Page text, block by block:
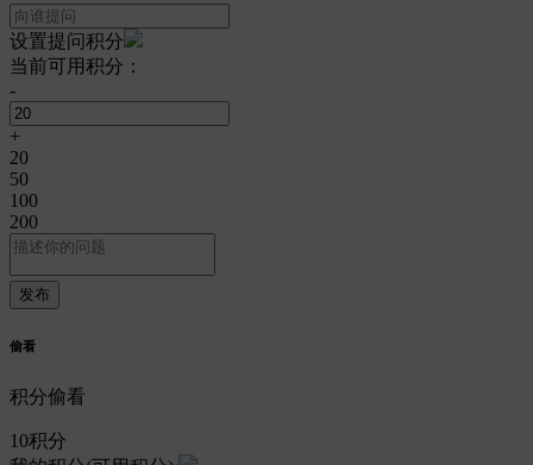
设置提问积分
当前可用积分：
-
+
20
50
100
200
偷看
积分偷看
10积分